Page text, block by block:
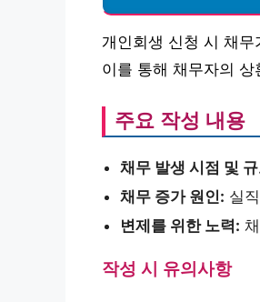
개인회생 신청 시 채
이를 통해 채무자의
주요 작성 내용
채무 발생 시점 및
채무 증가 원인: 실
변제를 위한 노력:
작성 시 유의사항